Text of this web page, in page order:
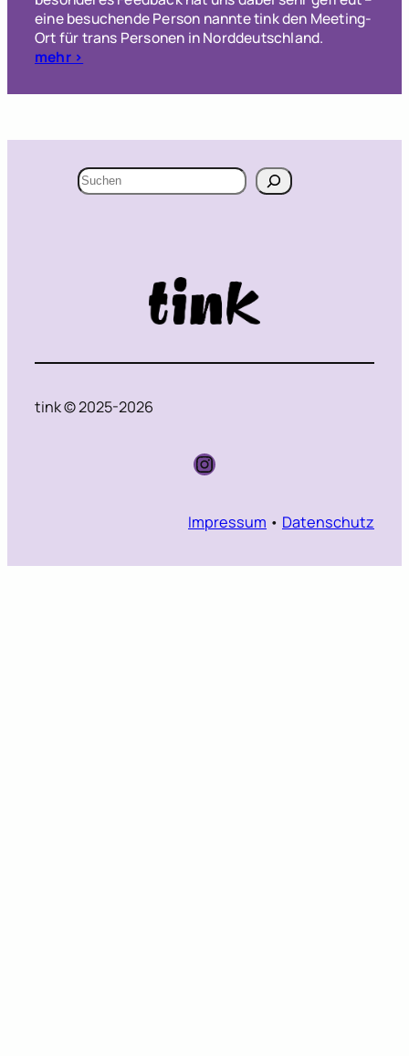
eine besuchende Person nannte tink den Meeting-
Ort für trans Personen in Norddeutschland.
mehr >
Suchen
tink © 2025-2026
Instagram
Impressum • Datenschutz